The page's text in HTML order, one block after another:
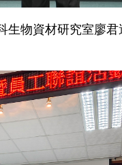
物資材研究室廖君